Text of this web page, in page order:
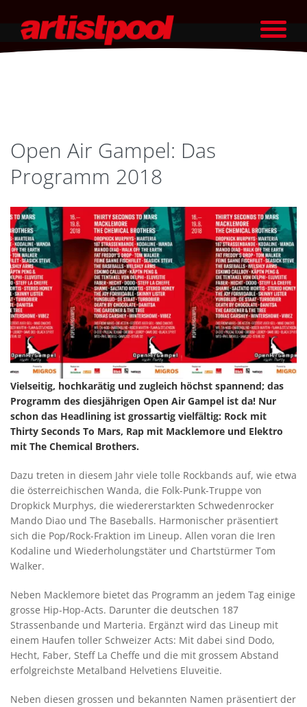
Open Air Gampel: Das
Programm 2018
Vielseitig, hochkarätig und zugleich höchst spannend; das
Programm des diesjährigen Open Air Gampel ist da! Nur
schon das Headlining ist grossartig vielfältig: Rock mit
Thirty Seconds To Mars, Rap mit Macklemore und Elektro
mit The Chemical Brothers.
Dazu treten in diesem Jahr viele tolle Rockbands auf, wie etwa
die österreichischen Wanda, die Folk-Punk-Truppe von
Dropkick Murphys, die wiedererstarkten Schwedenrocker
Mando Diao und The Baseballs. Harmonischer präsentiert
sich die Pop/Rock-Fraktion im Lineup. Allen voran die Iren
Kodaline und Wiederholungstäter und Chartstürmer Tom
Walker.
Neben Macklemore bietet das Programm an jedem Tag einige
grosse Hip-Hop-Acts. Darunter die deutschen 187
Strassenbande und Marteria. Ergänzt wird das Lineup mit
einem Haufen toller Schweizer Acts: Mit dabei sind Dodo,
Hecht, Faber, Steff La Cheffe und die mit grossem Abstand
erfolgreichste Metalband Helvetiens Eluveitie.
Neben diesen grossen und bekannten Namen präsentiert der